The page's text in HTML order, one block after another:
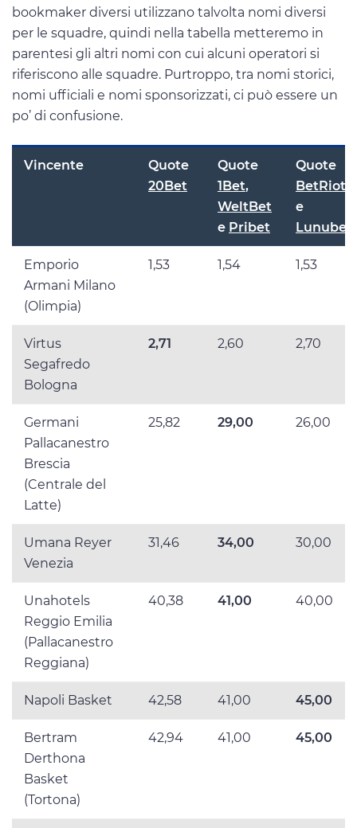
bookmaker diversi utilizzano talvolta nomi diversi
per le squadre, quindi nella tabella metteremo in
parentesi gli altri nomi con cui alcuni operatori si
riferiscono alle squadre. Purtroppo, tra nomi storici,
nomi ufficiali e nomi sponsorizzati, ci può essere un
po’ di confusione.
Vincente
Quote
20Bet
Quote
1Bet,
WeltBet
e Pribet
Quote
BetRiot
e
Lunubet
Emporio
Armani Milano
(Olimpia)
1,53 1,54 1,53
Virtus
Segafredo
Bologna
2,71 2,60 2,70
Germani
Pallacanestro
Brescia
(Centrale del
Latte)
25,82 29,00 26,00
Umana Reyer
Venezia
31,46 34,00 30,00
Unahotels
Reggio Emilia
(Pallacanestro
Reggiana)
40,38 41,00 40,00
Napoli Basket 42,58 41,00 45,00
Bertram
Derthona
Basket
(Tortona)
42,94 41,00 45,00